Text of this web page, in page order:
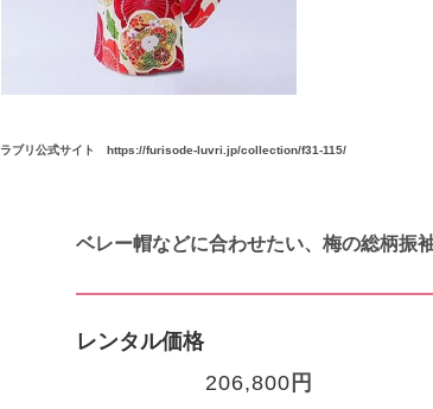
ラブリ公式サイト https://furisode-luvri.jp/collection/f31-115/
ベレー帽などに合わせたい、梅の総柄振袖
レンタル価格
206,800 円